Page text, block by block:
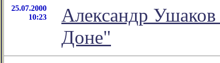
25.07.2000
10:23
Александр
Доне"